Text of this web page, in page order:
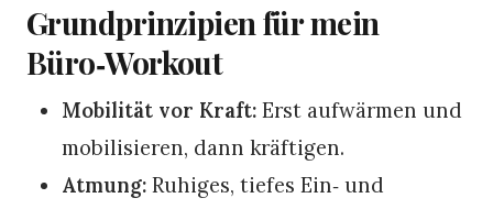
Grundprinzipien für mein
Büro‑Workout
Mobilität vor Kraft: Erst aufwärmen und
mobilisieren, dann kräftigen.
Atmung: Ruhiges, tiefes Ein‑ und